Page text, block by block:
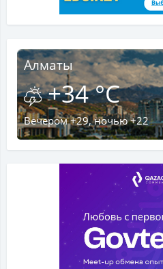
Алматы
+34 °C
Вечером +29, ночью +22